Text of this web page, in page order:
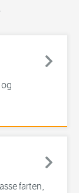
farten,